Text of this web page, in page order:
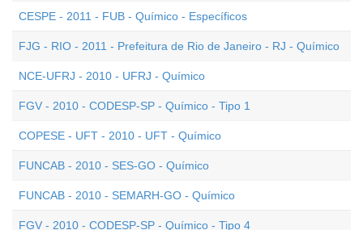
CESPE - 2011 - FUB - Químico - Específicos
FJG - RIO - 2011 - Prefeitura de Rio de Janeiro - RJ - Químico
NCE-UFRJ - 2010 - UFRJ - Químico
FGV - 2010 - CODESP-SP - Químico - Tipo 1
COPESE - UFT - 2010 - UFT - Químico
FUNCAB - 2010 - SES-GO - Químico
FUNCAB - 2010 - SEMARH-GO - Químico
FGV - 2010 - CODESP-SP - Químico - Tipo 4